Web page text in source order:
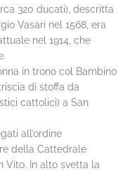
320 ducati), descritta
Vasari nel 1568, era
nel 1914, che
in trono col Bambino
di stoffa da
cattolici) a San
all’ordine
della Cattedrale
Vito. In alto svetta la